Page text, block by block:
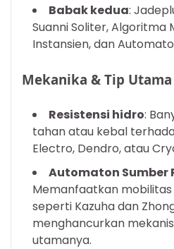
Babak kedua:
Suanni Soliter, Algoritma
Instansien, dan
Mekanika & Tip Utama
Resistensi hidro:
tahan atau kebal
Electro, Dendro, atau
Automaton Sumber
Memanfaatkan
seperti Kazuha dan
menghancurkan
utamanya.